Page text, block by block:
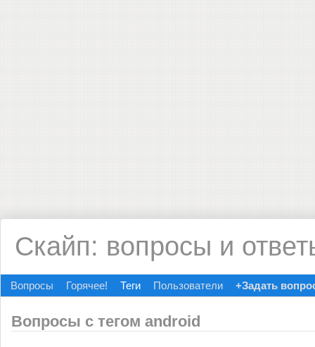
Скайп: вопросы и
Вопросы Горячее! Теги Пользователи +Задать
Вопросы с тегом android